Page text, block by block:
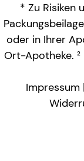
* Zu Risiken
oder in Ihrer
Ort-Apotheke.
Impressum